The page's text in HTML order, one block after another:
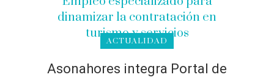
ACTUALIDAD
Asonahores integra Portal de